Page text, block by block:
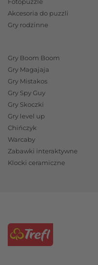
Fotopuzzle
Akcesoria do puzzli
Gry rodzinne
Gry Boom Boom
Gry Magajaja
Gry Mistakos
Gry Spy Guy
Gry Skoczki
Gry level up
Chińczyk
Warcaby
Zabawki interaktywne
Klocki ceramiczne